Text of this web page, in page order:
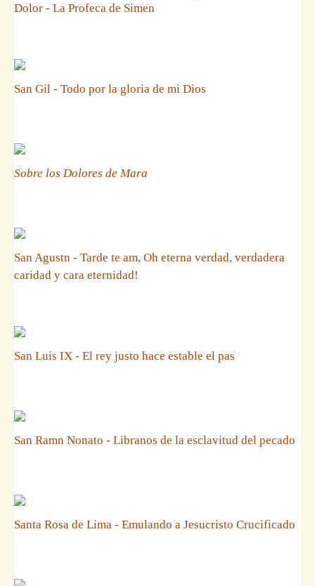
Dolor - La Profeca de Simen
San Gil - Todo por la gloria de mi Dios
Sobre los Dolores de Mara
San Agustn - Tarde te am, Oh eterna verdad, verdadera
caridad y cara eternidad!
San Luis IX - El rey justo hace estable el pas
San Ramn Nonato - Libranos de la esclavitud del pecado
Santa Rosa de Lima - Emulando a Jesucristo Crucificado